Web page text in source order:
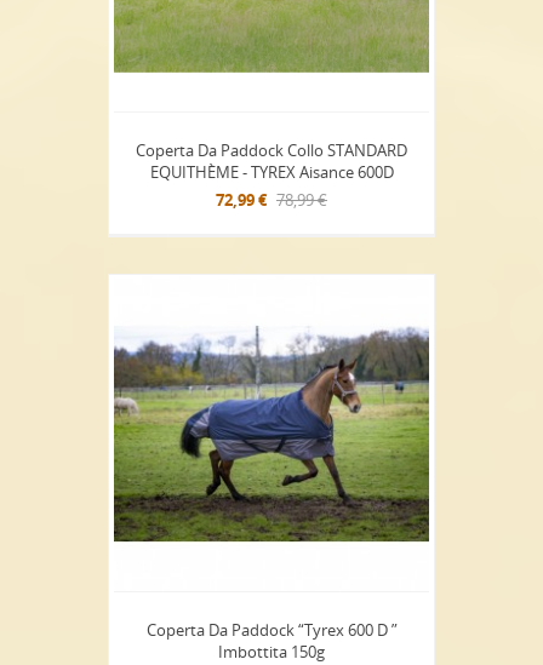
Coperta Da Paddock Collo STANDARD
EQUITHÈME - TYREX Aisance 600D
72,99 € 78,99 €
Coperta Da Paddock “Tyrex 600 D ”
Imbottita 150g